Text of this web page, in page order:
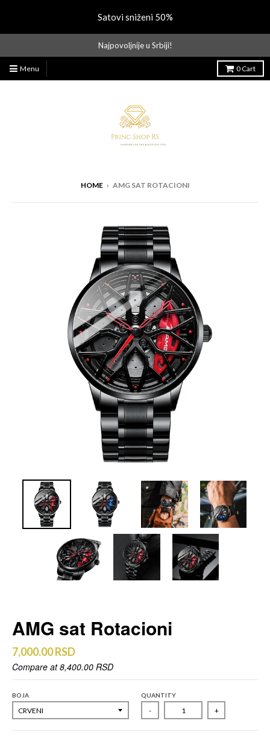
Satovi sniženi 50%
Najpovoljnije u Srbiji!
Menu 0Cart
HOME › AMG SAT ROTACIONI
AMG sat Rotacioni
7,000.00 RSD
Compare at8,400.00 RSD
BOJA QUANTITY
- +